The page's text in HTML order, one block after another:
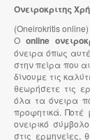
Ονειροκριτης
(Oneirokritis online)
Ο online
όνειρα όπως
στην πείρα που
δίνουμε τις
θεωρήσετε τις
όλα τα όνειρα
προφητικά. Ποτέ
ονειρικό
στις ερμηνείες,